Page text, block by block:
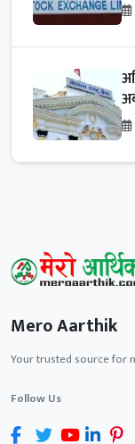
Mero Aarthik
Your trusted source for
Follow Us